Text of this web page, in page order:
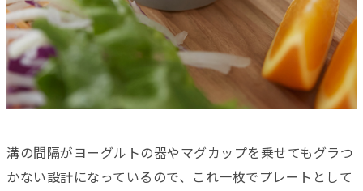
溝の間隔がヨーグルトの器やマグカップを乗せてもグラつ
かない設計になっているので、これ一枚でプレートとして